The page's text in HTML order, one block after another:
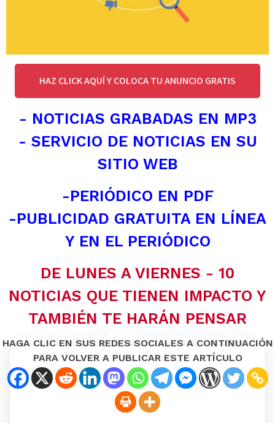
HAZ CLICK AQUÍ Y COLOCA TU ANUNCIO GRATIS
- NOTICIAS GRABADAS EN MP3
- SERVICIO DE NOTICIAS EN SU
SITIO WEB
-PERIÓDICO EN PDF
-PUBLICIDAD GRATUITA EN LÍNEA
Y EN EL PERIÓDICO
DE LUNES A VIERNES - 10
NOTICIAS QUE TIENEN IMPACTO Y
TAMBIÉN TE HARÁN PENSAR
HAGA CLIC EN SUS REDES SOCIALES A CONTINUACIÓN
PARA VOLVER A PUBLICAR ESTE ARTÍCULO